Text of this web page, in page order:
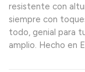
resistente con
siempre con
todo, genial para
amplio. Hecho en